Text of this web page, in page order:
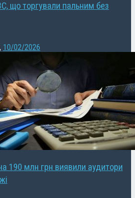
що торгували пальним без
, 10/02/2026
190 млн грн виявили аудитори